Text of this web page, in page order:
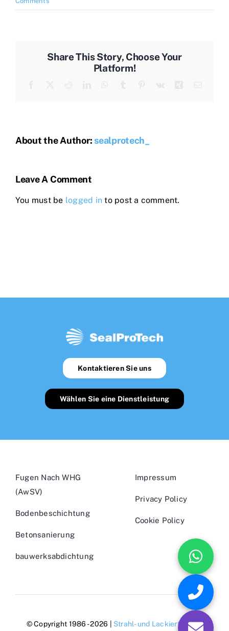
Share This Story, Choose Your
Platform!
About the Author:sealprotech_
Leave A Comment
You must be logged in to post a comment.
Kontaktieren Sie uns
Wählen Sie eine Dienstleistung
Fugen Nach WHG
(AwSV)
Bodenbeschichtung
Betonsanierung
bauwerksabdichtung
Impressum
Privacy Policy
Cookie Policy
© Copyright 1986 - 2026 | Strahl- und Lackiertechnik